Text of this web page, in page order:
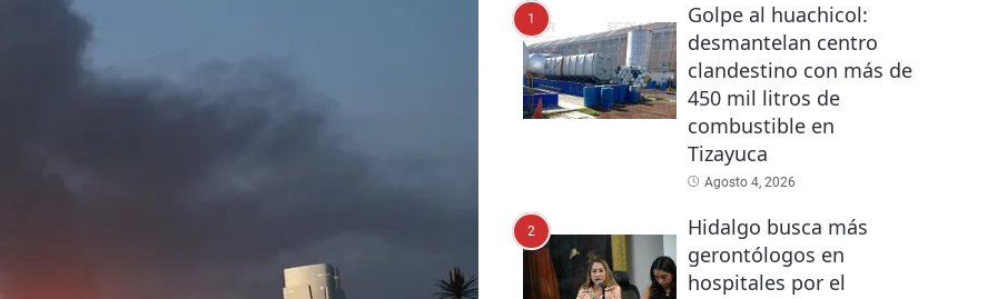
1
Golpe al huachicol:
desmantelan centro
clandestino con más de
450 mil litros de
combustible en
Tizayuca
Agosto 4, 2026
2
Hidalgo busca más
gerontólogos en
hospitales por el